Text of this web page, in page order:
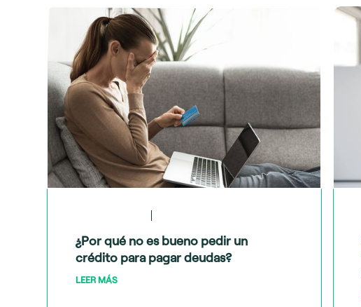
¿Por qué no es bueno pedir un
crédito para pagar deudas?
LEER MÁS